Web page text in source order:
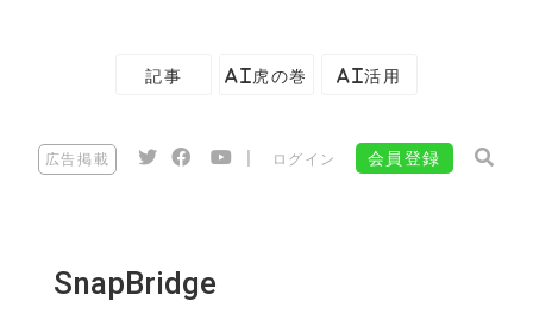
記事 AI虎の巻 AI活用
広告掲載 ログイン 会員登録
SnapBridge